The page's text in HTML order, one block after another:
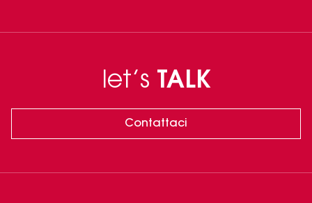
let’s TALK
Contattaci